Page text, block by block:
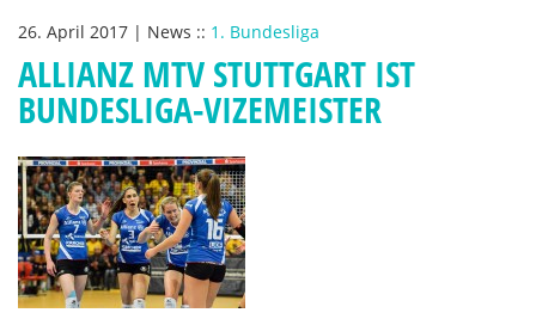
26. April 2017 | News :: 1. Bundesliga
ALLIANZ MTV STUTTGART IST
BUNDESLIGA-VIZEMEISTER